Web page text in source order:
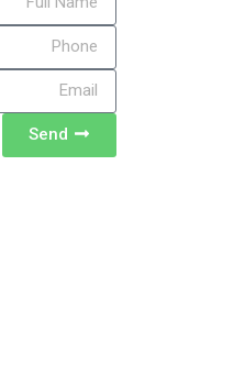
Send